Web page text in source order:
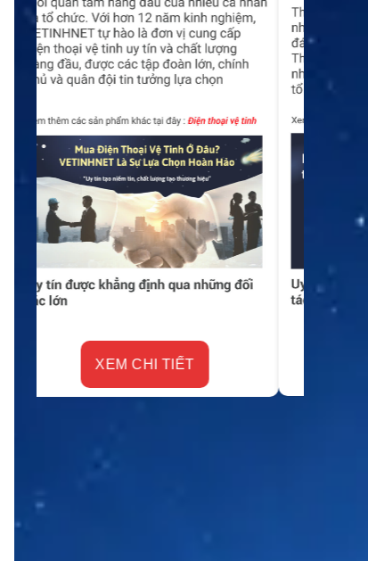
XEM CHI TIẾT